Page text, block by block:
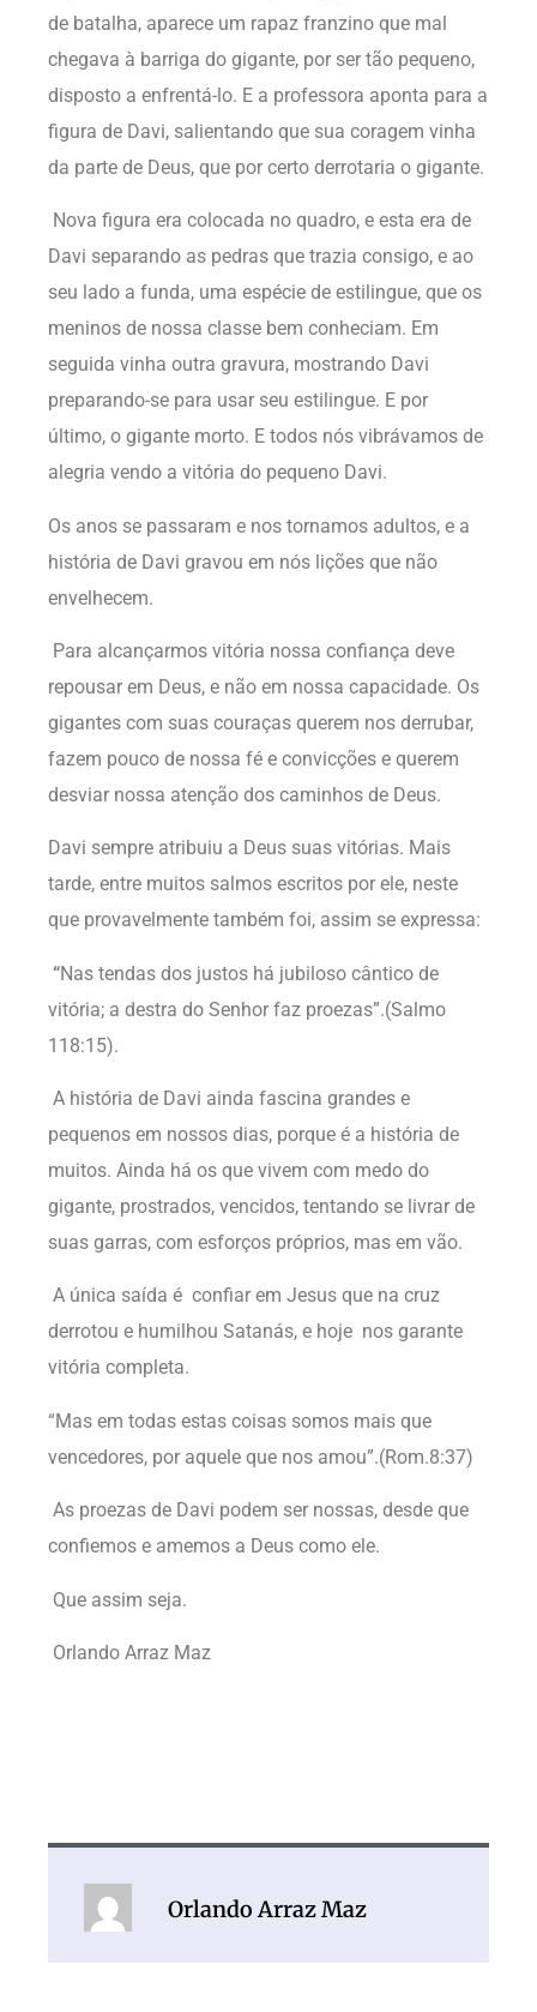
de batalha, aparece um rapaz franzino que mal
chegava à barriga do gigante, por ser tão pequeno,
disposto a enfrentá-lo. E a professora aponta para a
figura de Davi, salientando que sua coragem vinha
da parte de Deus, que por certo derrotaria o gigante.
Nova figura era colocada no quadro, e esta era de
Davi separando as pedras que trazia consigo, e ao
seu lado a funda, uma espécie de estilingue, que os
meninos de nossa classe bem conheciam. Em
seguida vinha outra gravura, mostrando Davi
preparando-se para usar seu estilingue. E por
último, o gigante morto. E todos nós vibrávamos de
alegria vendo a vitória do pequeno Davi.
Os anos se passaram e nos tornamos adultos, e a
história de Davi gravou em nós lições que não
envelhecem.
Para alcançarmos vitória nossa confiança deve
repousar em Deus, e não em nossa capacidade. Os
gigantes com suas couraças querem nos derrubar,
fazem pouco de nossa fé e convicções e querem
desviar nossa atenção dos caminhos de Deus.
Davi sempre atribuiu a Deus suas vitórias. Mais
tarde, entre muitos salmos escritos por ele, neste
que provavelmente também foi, assim se expressa:
“Nas tendas dos justos há jubiloso cântico de
vitória; a destra do Senhor faz proezas”.(Salmo
118:15).
A história de Davi ainda fascina grandes e
pequenos em nossos dias, porque é a história de
muitos. Ainda há os que vivem com medo do
gigante, prostrados, vencidos, tentando se livrar de
suas garras, com esforços próprios, mas em vão.
A única saída é confiar em Jesus que na cruz
derrotou e humilhou Satanás, e hoje nos garante
vitória completa.
“Mas em todas estas coisas somos mais que
vencedores, por aquele que nos amou”.(Rom.8:37)
As proezas de Davi podem ser nossas, desde que
confiemos e amemos a Deus como ele.
Que assim seja.
Orlando Arraz Maz
Orlando Arraz Maz